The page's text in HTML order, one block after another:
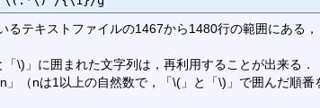
るテキストファイルの1467から1480行の範囲にある
\)」に囲まれた文字列は，再利用することが出来る．
」（nは1以上の自然数で，「\(」と「\)」で囲んだ順番